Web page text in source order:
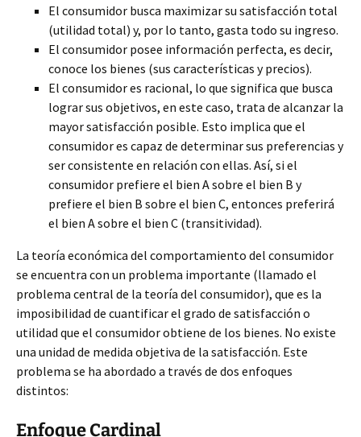
El consumidor busca maximizar su satisfacción total
(utilidad total) y, por lo tanto, gasta todo su ingreso.
El consumidor posee información perfecta, es decir,
conoce los bienes (sus características y precios).
El consumidor es racional, lo que significa que busca
lograr sus objetivos, en este caso, trata de alcanzar la
mayor satisfacción posible. Esto implica que el
consumidor es capaz de determinar sus preferencias y
ser consistente en relación con ellas. Así, si el
consumidor prefiere el bien A sobre el bien B y
prefiere el bien B sobre el bien C, entonces preferirá
el bien A sobre el bien C (transitividad).
La teoría económica del comportamiento del consumidor
se encuentra con un problema importante (llamado el
problema central de la teoría del consumidor), que es la
imposibilidad de cuantificar el grado de satisfacción o
utilidad que el consumidor obtiene de los bienes. No existe
una unidad de medida objetiva de la satisfacción. Este
problema se ha abordado a través de dos enfoques
distintos:
Enfoque Cardinal